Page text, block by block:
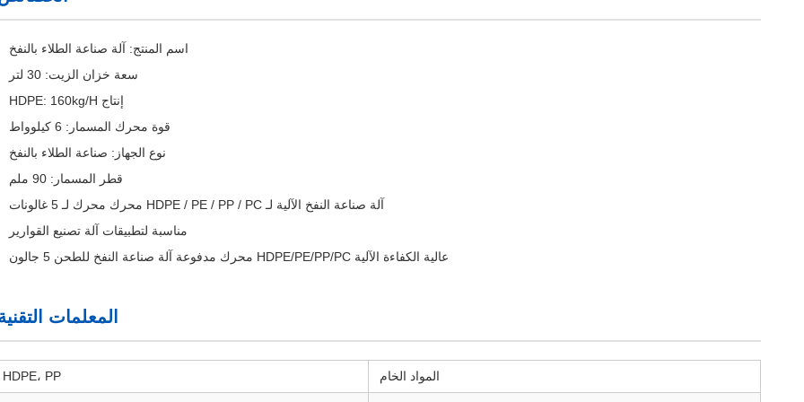
اسم المنتج: آلة صناعة الطلاء بالنفخ
سعة خزان الزيت: 30 لتر
إنتاج HDPE: 160kg/H
قوة محرك المسمار: 6 كيلوواط
نوع الجهاز: صناعة الطلاء بالنفخ
قطر المسمار: 90 ملم
آلة صناعة النفخ الآلية لـ HDPE / PE / PP / PC محرك محرك لـ 5 غالونات
مناسبة لتطبيقات آلة تصنيع القوارير
عالية الكفاءة الآلية HDPE/PE/PP/PC محرك مدفوعة آلة صناعة النفخ للطحن 5 جالون
المعلمات
المواد الخام HDPE، PP